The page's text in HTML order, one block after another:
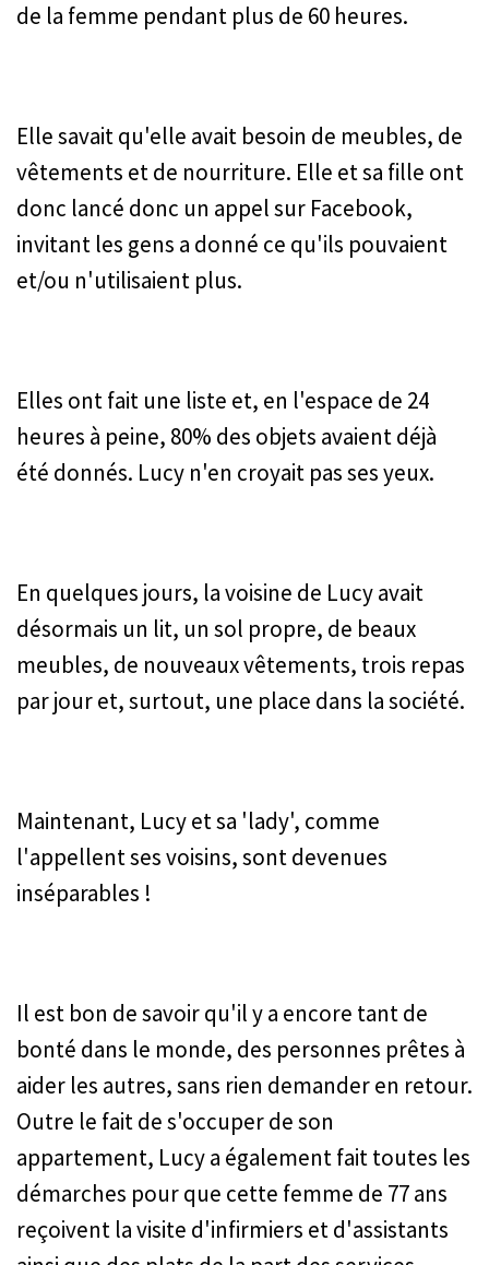
de la femme pendant plus de 60 heures.
Elle savait qu'elle avait besoin de meubles, de
vêtements et de nourriture. Elle et sa fille ont
donc lancé donc un appel sur Facebook,
invitant les gens a donné ce qu'ils pouvaient
et/ou n'utilisaient plus.
Elles ont fait une liste et, en l'espace de 24
heures à peine, 80% des objets avaient déjà
été donnés. Lucy n'en croyait pas ses yeux.
En quelques jours, la voisine de Lucy avait
désormais un lit, un sol propre, de beaux
meubles, de nouveaux vêtements, trois repas
par jour et, surtout, une place dans la société.
Maintenant, Lucy et sa 'lady', comme
l'appellent ses voisins, sont devenues
inséparables !
Il est bon de savoir qu'il y a encore tant de
bonté dans le monde, des personnes prêtes à
aider les autres, sans rien demander en retour.
Outre le fait de s'occuper de son
appartement, Lucy a également fait toutes les
démarches pour que cette femme de 77 ans
reçoivent la visite d'infirmiers et d'assistants